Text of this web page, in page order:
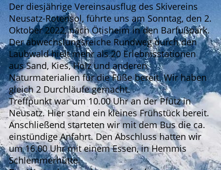
Der diesjährige Vereinsausflug des Skivereins
Neusatz-Rotensol, führte uns am Sonntag, den 2.
Oktober 2022, nach Ötisheim in den Barfußpark.
Der abwechslungsreiche Rundweg durch den
Laubwald hielt mehr als 20 Erlebnisstationen
aus Sand, Kies, Holz und anderen
Naturmaterialien für die Füße bereit. Wir haben
gleich 2 Durchläufe gemacht.
Treffpunkt war um 10.00 Uhr an der Pfütz in
Neusatz. Hier stand ein kleines Frühstück bereit.
Anschließend starteten wir mit dem Bus die ca.
einstündige Anfahrt. Den Abschluss hatten wir
um 16.00 Uhr mit einem Essen, in Hemmis
Schlemmerhütte.